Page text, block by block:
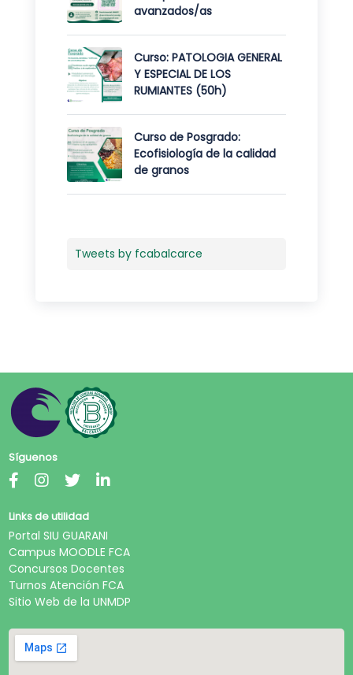
avanzados/as
Curso: PATOLOGIA GENERAL
Y ESPECIAL DE LOS
RUMIANTES (50h)
Curso de Posgrado:
Ecofisiología de la calidad
de granos
Tweets by fcabalcarce
Síguenos
Links de utilidad
Portal SIU GUARANI
Campus MOODLE FCA
Concursos Docentes
Turnos Atención FCA
Sitio Web de la UNMDP